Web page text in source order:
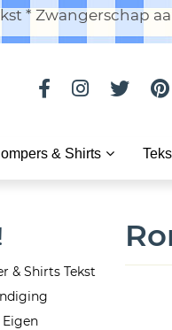
* Zwangerschap
& Shirts
& Shirts Tekst